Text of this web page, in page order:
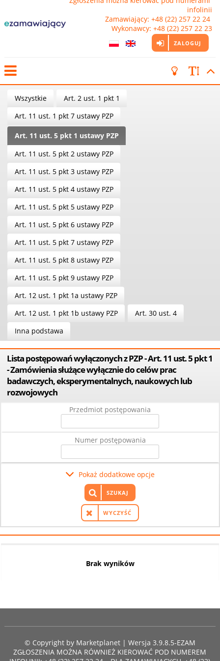
infolinii
Zamawiający: +48 (22) 257 22 24
Wykonawcy: +48 (22) 257 22 23
ZALOGUJ
Wszystkie
Art. 2 ust. 1 pkt 1
Art. 11 ust. 1 pkt 7 ustawy PZP
Art. 11 ust. 5 pkt 1 ustawy PZP
Art. 11 ust. 5 pkt 2 ustawy PZP
Art. 11 ust. 5 pkt 3 ustawy PZP
Art. 11 ust. 5 pkt 4 ustawy PZP
Art. 11 ust. 5 pkt 5 ustawy PZP
Art. 11 ust. 5 pkt 6 ustawy PZP
Art. 11 ust. 5 pkt 7 ustawy PZP
Art. 11 ust. 5 pkt 8 ustawy PZP
Art. 11 ust. 5 pkt 9 ustawy PZP
Art. 12 ust. 1 pkt 1a ustawy PZP
Art. 12 ust. 1 pkt 1b ustawy PZP
Art. 30 ust. 4
Inna podstawa
Lista postępowań wyłączonych z PZP - Art. 11 ust. 5 pkt 1
- Zamówienia służące wyłącznie do celów prac
badawczych, eksperymentalnych, naukowych lub
rozwojowych
Przedmiot postępowania
Numer postępowania
Pokaż dodatkowe opcje
WYCZYŚĆ
SZUKAJ
Brak wyników
© Copyright by Marketplanet| Wersja 3.9.8.5-EZAM
ZGŁOSZENIA MOŻNA RÓWNIEŻ KIEROWAĆ POD NUMEREM